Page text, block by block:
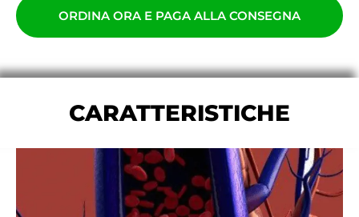
ORDINA ORA E PAGA ALLA CONSEGNA
CARATTERISTICHE